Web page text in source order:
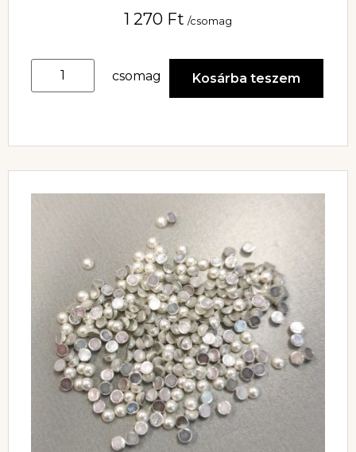
1 270 Ft /csomag
csomag Kosárba teszem